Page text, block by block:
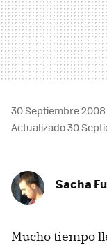
30 Septiembre 2008
Actualizado 30
Sacha
Mucho tiempo